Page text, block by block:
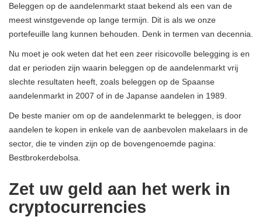
Beleggen op de aandelenmarkt staat bekend als een van de
meest winstgevende op lange termijn. Dit is als we onze
portefeuille lang kunnen behouden. Denk in termen van decennia.
Nu moet je ook weten dat het een zeer risicovolle belegging is en
dat er perioden zijn waarin beleggen op de aandelenmarkt vrij
slechte resultaten heeft, zoals beleggen op de Spaanse
aandelenmarkt in 2007 of in de Japanse aandelen in 1989.
De beste manier om op de aandelenmarkt te beleggen, is door
aandelen te kopen in enkele van de aanbevolen makelaars in de
sector, die te vinden zijn op de bovengenoemde pagina:
Bestbrokerdebolsa.
Zet uw geld aan het werk in
cryptocurrencies